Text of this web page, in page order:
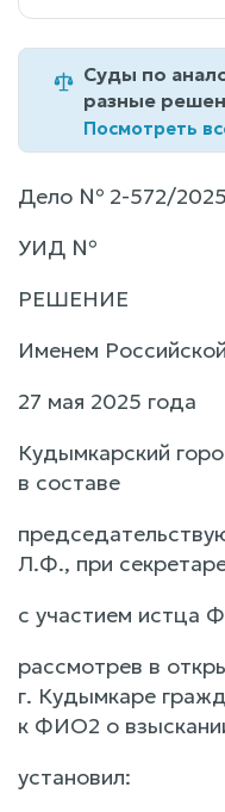
Суды по
разные
Посмотреть
Дело № 2-572/2025
УИД №
РЕШЕНИЕ
Именем
27 мая 2025 года
Кудымкарский
в составе
Л.Ф., при
с участием истца
рассмотрев в
г. Кудымкаре
к ФИО2 о
установил: